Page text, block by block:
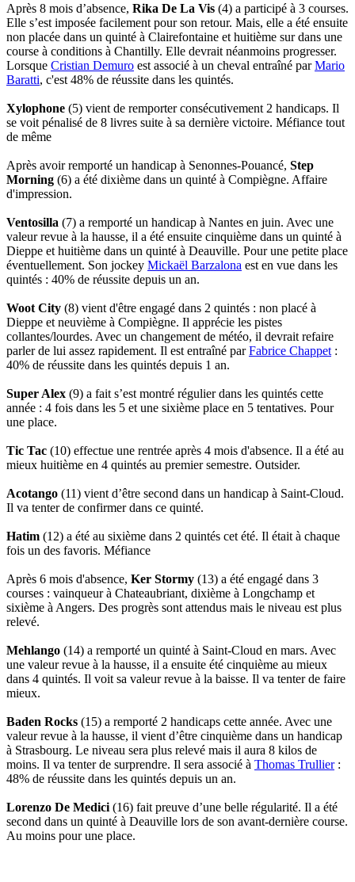
Après 8 mois d’absence, Rika De La Vis (4) a participé à 3 courses.
Elle s’est imposée facilement pour son retour. Mais, elle a été ensuite
non placée dans un quinté à Clairefontaine et huitième sur dans une
course à conditions à Chantilly. Elle devrait néanmoins progresser.
Lorsque Cristian Demuro est associé à un cheval entraîné parMario
Baratti, c'est 48% de réussite dans les quintés.
Xylophone (5) vient de remporter consécutivement 2 handicaps. Il
se voit pénalisé de 8 livres suite à sa dernière victoire. Méfiance tout
de même
Après avoir remporté un handicap à Senonnes-Pouancé, Step
Morning (6) a été dixième dans un quinté à Compiègne. Affaire
d'impression.
Ventosilla (7) a remporté un handicap à Nantes en juin. Avec une
valeur revue à la hausse, il a été ensuite cinquième dans un quinté à
Dieppe et huitième dans un quinté à Deauville. Pour une petite place
éventuellement. Son jockey Mickaël Barzalona est en vue dans les
quintés : 40% de réussite depuis un an.
Woot City (8) vient d'être engagé dans 2 quintés : non placé à
Dieppe et neuvième à Compiègne. Il apprécie les pistes
collantes/lourdes. Avec un changement de météo, il devrait refaire
parler de lui assez rapidement. Il est entraîné parFabrice Chappet :
40% de réussite dans les quintés depuis 1 an.
Super Alex (9) a fait s’est montré régulier dans les quintés cette
année : 4 fois dans les 5 et une sixième place en 5 tentatives. Pour
une place.
Tic Tac (10) effectue une rentrée après 4 mois d'absence. Il a été au
mieux huitième en 4 quintés au premier semestre. Outsider.
Acotango (11) vient d’être second dans un handicap à Saint-Cloud.
Il va tenter de confirmer dans ce quinté.
Hatim (12) a été au sixième dans 2 quintés cet été. Il était à chaque
fois un des favoris. Méfiance
Après 6 mois d'absence, Ker Stormy (13) a été engagé dans 3
courses : vainqueur à Chateaubriant, dixième à Longchamp et
sixième à Angers. Des progrès sont attendus mais le niveau est plus
relevé.
Mehlango (14) a remporté un quinté à Saint-Cloud en mars. Avec
une valeur revue à la hausse, il a ensuite été cinquième au mieux
dans 4 quintés. Il voit sa valeur revue à la baisse. Il va tenter de faire
mieux.
Baden Rocks (15) a remporté 2 handicaps cette année. Avec une
valeur revue à la hausse, il vient d’être cinquième dans un handicap
à Strasbourg. Le niveau sera plus relevé mais il aura 8 kilos de
moins. Il va tenter de surprendre. Il sera associé à Thomas Trullier:
48% de réussite dans les quintés depuis un an.
Lorenzo De Medici (16) fait preuve d’une belle régularité. Il a été
second dans un quinté à Deauville lors de son avant-dernière course.
Au moins pour une place.